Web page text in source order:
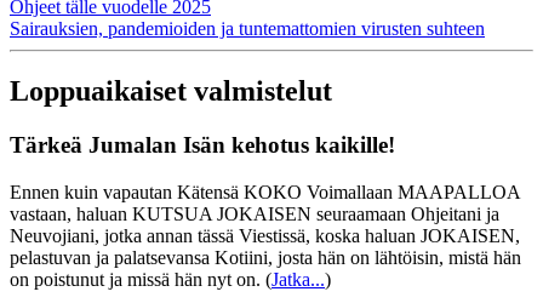
Ohjeet tälle vuodelle 2025
Sairauksien, pandemioiden ja tuntemattomien virusten suhteen
Loppuaikaiset valmistelut
Tärkeä Jumalan Isän kehotus kaikille!
Ennen kuin vapautan Kätensä KOKO Voimallaan MAAPALLOA
vastaan, haluan KUTSUA JOKAISEN seuraamaan Ohjeitani ja
Neuvojiani, jotka annan tässä Viestissä, koska haluan JOKAISEN,
pelastuvan ja palatsevansa Kotiini, josta hän on lähtöisin, mistä hän
on poistunut ja missä hän nyt on. (Jatka...)